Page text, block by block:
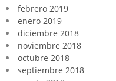
febrero 2019
enero 2019
diciembre 2018
noviembre 2018
octubre 2018
septiembre 2018